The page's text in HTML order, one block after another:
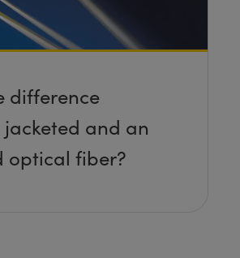
difference
and an
optical fiber?